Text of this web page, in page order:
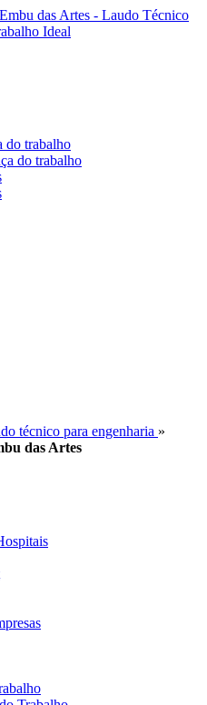
do trabalho
do trabalho
técnico para engenharia »
das Artes